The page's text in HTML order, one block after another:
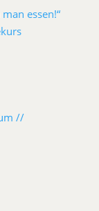
essen!“
//